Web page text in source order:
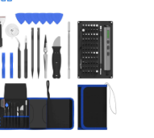
Υπολογιστών